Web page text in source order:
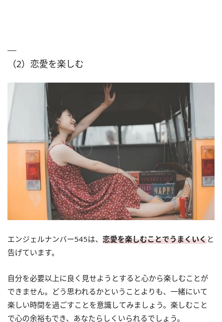
（2）恋愛を楽しむ
エンジェルナンバー545は、 恋愛を楽しむことでうまくいくと
告げています。
自分を必要以上に良く見せようとすると心から楽しむことが
できません。どう思われるかということよりも、一緒にいて
楽しい時間を過ごすことを意識してみましょう。楽しむこと
で心の余裕もでき、あなたらしくいられるでしょう。